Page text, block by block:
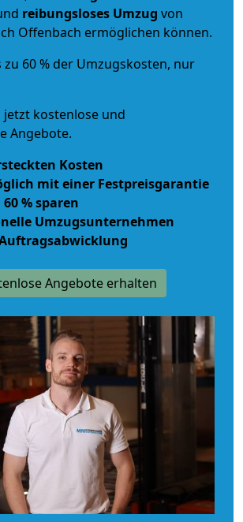
reibungsloses Umzug von
Offenbach ermöglichen können.
zu 60 % der Umzugskosten, nur
jetzt kostenlose und
Angebote.
Kosten
mit einer Festpreisgarantie
% sparen
Umzugsunternehmen
Angebote erhalten